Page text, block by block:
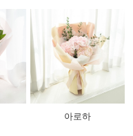
아로하